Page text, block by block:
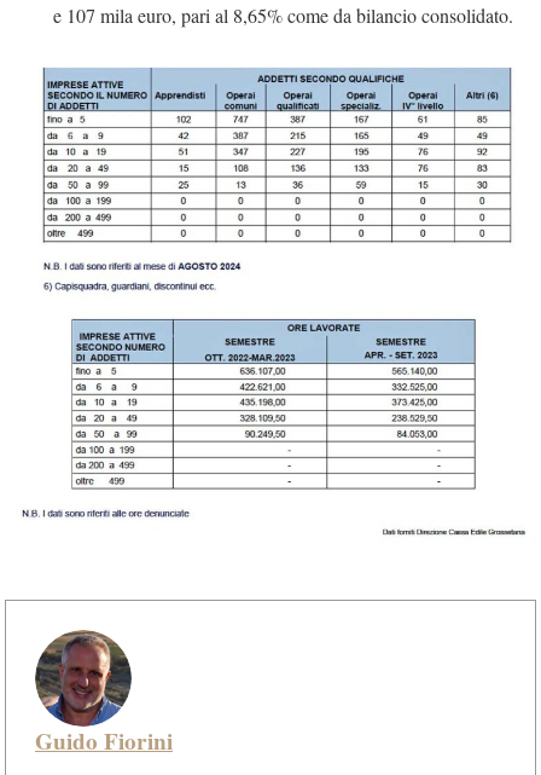
e 107 mila euro, pari al 8,65% come da bilancio consolidato.
Guido Fiorini